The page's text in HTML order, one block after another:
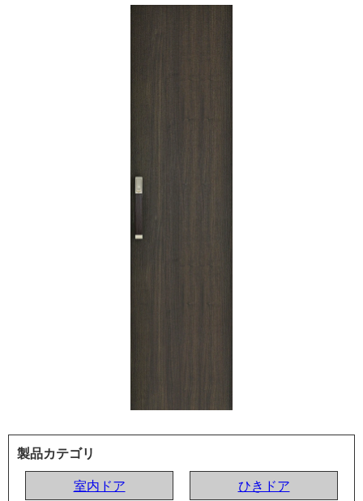
製品カテゴリ
室内ドア
ひきドア